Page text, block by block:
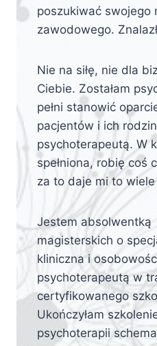
poszukiwać swojego
zawodowego.
Nie na siłę, nie dla
Ciebie. Zostałam
pełni stanowić
pacjentów i ich
psychoterapeutą. W
spełniona, robię coś
za to daje mi to
Jestem
magisterskich o
kliniczna i
psychoterapeutą w
certyfikowanego
Ukończyłam
psychoterapii